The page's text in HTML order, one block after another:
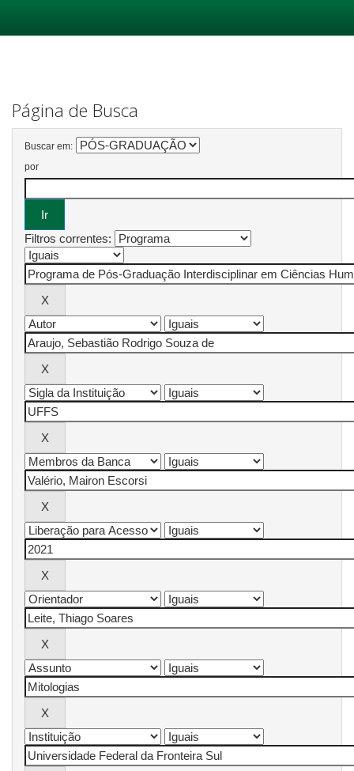
Página de Busca
Buscar em:
por
Filtros correntes: